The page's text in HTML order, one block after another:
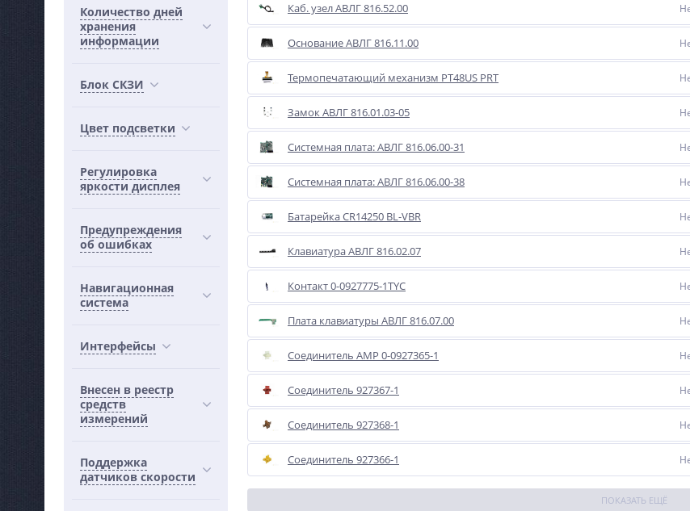
Количество дней
хранения
информации
Блок СКЗИ
Цвет подсветки
Регулировка
яркости дисплея
Предупреждения
об ошибках
Навигационная
система
Интерфейсы
Внесен в реестр
средств
измерений
Поддержка
датчиков скорости
Каб. узел АВЛГ 816.52.00
Основание АВЛГ 816.11.00
Термопечатающий механизм PT48US PRT
Замок АВЛГ 816.01.03-05
Системная плата: АВЛГ 816.06.00-31
Системная плата: АВЛГ 816.06.00-38
Батарейка CR14250 BL-VBR
Клавиатура АВЛГ 816.02.07
Контакт 0-0927775-1TYC
Плата клавиатуры АВЛГ 816.07.00
Соединитель AMP 0-0927365-1
Соединитель 927367-1
Соединитель 927368-1
Соединитель 927366-1
ПОКАЗАТЬ ЕЩЁ